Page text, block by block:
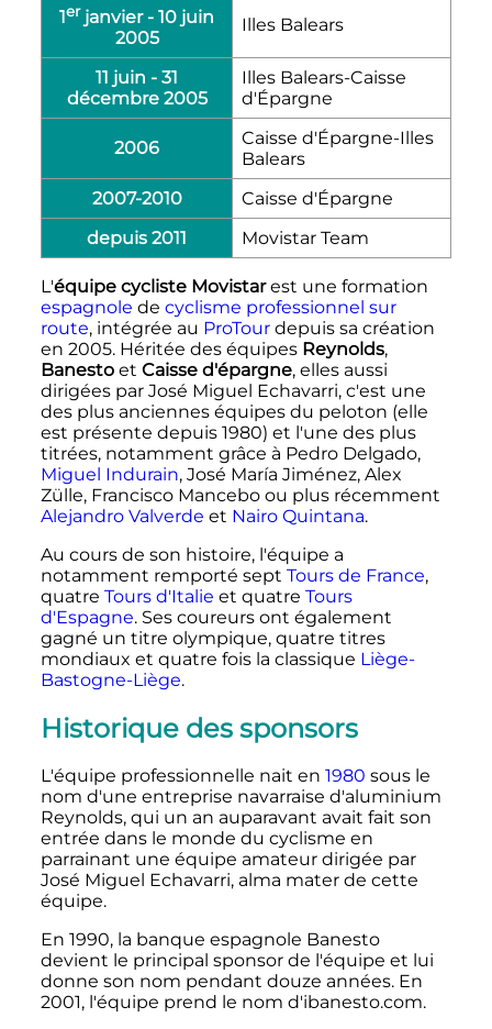
1erjanvier- 10 juin
2005
Illes Balears
11 juin - 31
décembre 2005
Illes Balears-Caisse
d'Épargne
2006
Caisse d'Épargne-Illes
Balears
2007-2010
Caisse d'Épargne
depuis 2011 Movistar Team
L'équipe cycliste Movistarest une formation
espagnole de cyclisme professionnel sur
route, intégrée au ProTourdepuis sa création
en 2005. Héritée des équipes Reynolds,
Banestoet Caisse d'épargne, elles aussi
dirigées par José Miguel Echavarri, c'est une
des plus anciennes équipes du peloton (elle
est présente depuis 1980) et l'une des plus
titrées, notamment grâce à Pedro Delgado,
Miguel Indurain, José María Jiménez, Alex
Zülle, Francisco Mancebo ou plus récemment
Alejandro Valverde et Nairo Quintana.
Au cours de son histoire, l'équipe a
notamment remporté sept Tours de France,
quatre Tours d'Italie et quatre Tours
d'Espagne. Ses coureurs ont également
gagné un titre olympique, quatre titres
mondiaux et quatre fois la classique Liège-
Bastogne-Liège.
Historique des sponsors
L'équipe professionnelle nait en 1980 sous le
nom d'une entreprise navarraise d'aluminium
Reynolds, qui un an auparavant avait fait son
entrée dans le monde du cyclisme en
parrainant une équipe amateur dirigée par
José Miguel Echavarri, alma mater de cette
équipe.
En 1990, la banque espagnole Banesto
devient le principal sponsor de l'équipe et lui
donne son nom pendant douze années. En
2001, l'équipe prend le nom d'ibanesto.com.